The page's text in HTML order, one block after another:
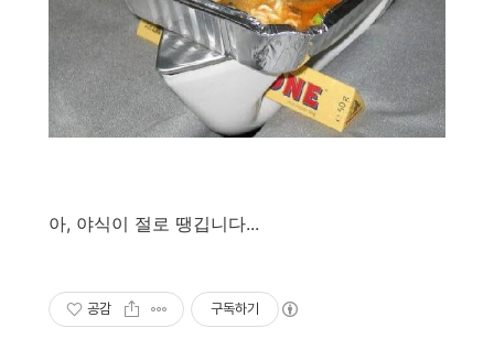
아, 야식이 절로 땡깁니다...
공감 구독하기